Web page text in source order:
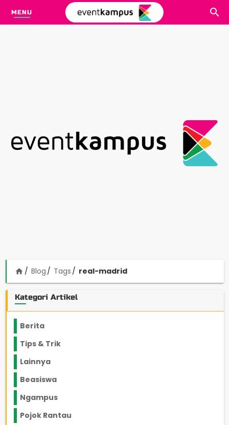
MENU
home Blog Tags real-madrid
Kategori Artikel
Berita
Tips & Trik
Lainnya
Beasiswa
Ngampus
Pojok Rantau